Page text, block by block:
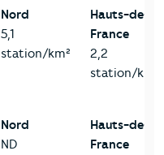
Nord
5,1
station/km²
Hauts-de-
France
2,2
station/km²
Nord
ND
Hauts-de-
France